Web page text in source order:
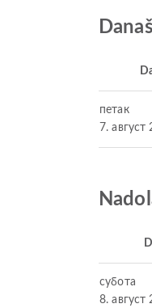
петак
7. август
субота
8. август